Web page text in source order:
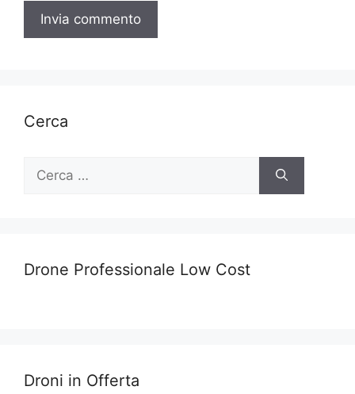
Cerca
Ricerca
Drone Professionale Low Cost
Droni in Offerta